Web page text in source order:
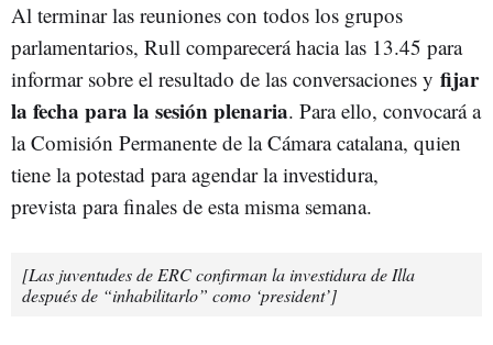
Al terminar las reuniones con todos los grupos
parlamentarios, Rull comparecerá hacia las 13.45 para
informar sobre el resultado de las conversaciones y fijar
la fecha para la sesión plenaria. Para ello, convocará a
la Comisión Permanente de la Cámara catalana, quien
tiene la potestad para agendar la investidura,
prevista para finales de esta misma semana.
[Las juventudes de ERC confirman la investidura de Illa
después de “inhabilitarlo” como ‘president’]